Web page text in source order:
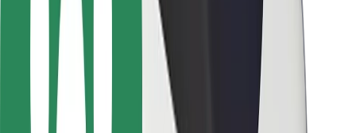
მხარდაჭერა
მგზავრებისთვის
მძღოლებისთვის
კურიერებისთვის